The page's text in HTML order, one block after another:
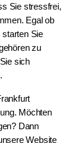
Sie stressfrei,
Egal ob
Sie
zu
sich
Möchten
Dann
Website